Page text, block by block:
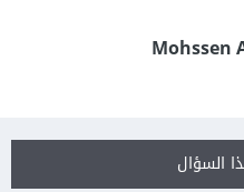
السؤال